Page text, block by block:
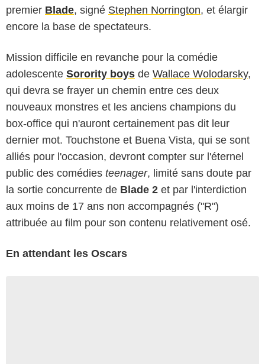
premier Blade, signé Stephen Norrington, et élargir
encore la base de spectateurs.
Mission difficile en revanche pour la comédie
adolescente Sorority boys de Wallace Wolodarsky,
qui devra se frayer un chemin entre ces deux
nouveaux monstres et les anciens champions du
box-office qui n'auront certainement pas dit leur
dernier mot. Touchstone et Buena Vista, qui se sont
alliés pour l'occasion, devront compter sur l'éternel
public des comédies teenager, limité sans doute par
la sortie concurrente de Blade 2 et par l'interdiction
aux moins de 17 ans non accompagnés ("R")
attribuée au film pour son contenu relativement osé.
En attendant les Oscars